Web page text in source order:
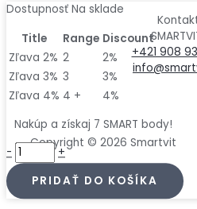
+421 908
Copyright © 2026 Smartvit
Dostupnosť Na sklade
Title
Range Discount
Zľava 2% 2
2%
Zľava 3% 3
3%
Zľava 4% 4 +
4%
Nakúp a získaj 7 SMART body!
-
množstvo
Revit
Plus
210
kps
+
PRIDAŤ DO KOŠÍKA